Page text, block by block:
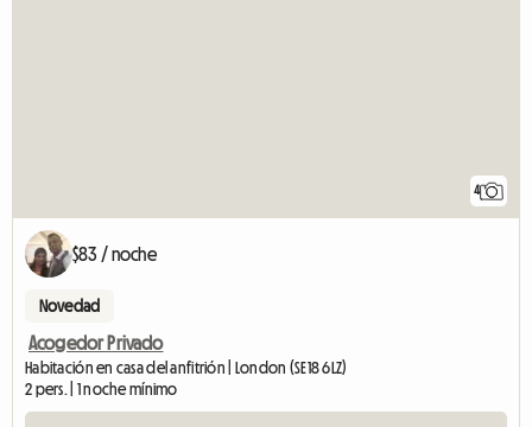
4
$83 / noche
Novedad
Acogedor Privado
Habitación en casa del anfitrión | London (SE18 6LZ)
2 pers. | 1 noche mínimo